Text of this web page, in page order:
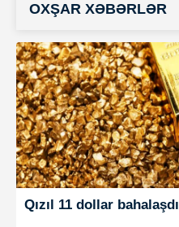
OXŞAR XƏBƏRLƏR
Qızıl 11 dollar bahalaşdı